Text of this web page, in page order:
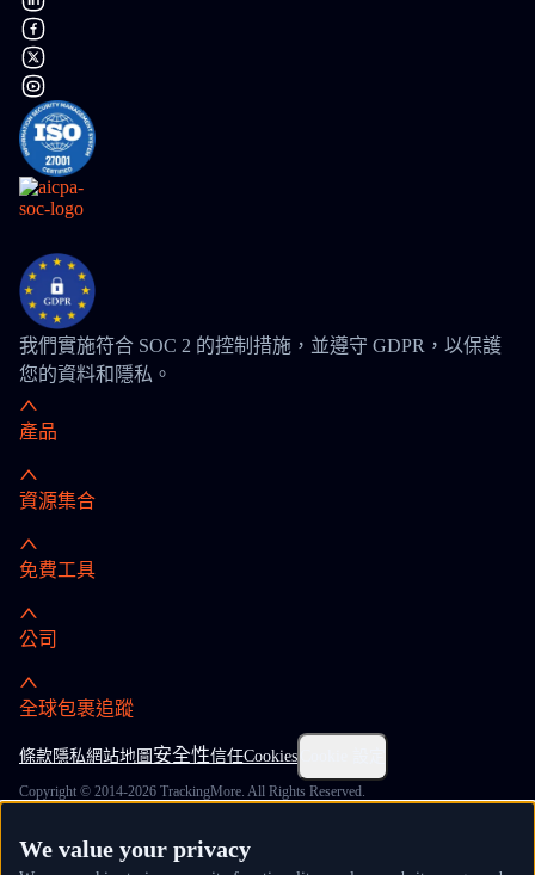
我們實施符合 SOC 2 的控制措施，並遵守 GDPR，以保護
您的資料和隱私。
產品
資源集合
免費工具
公司
全球包裹追蹤
條款隱私網站地圖 安全性信任Cookies
Copyright © 2014-2026 TrackingMore. All Rights Reserved.
We value your privacy